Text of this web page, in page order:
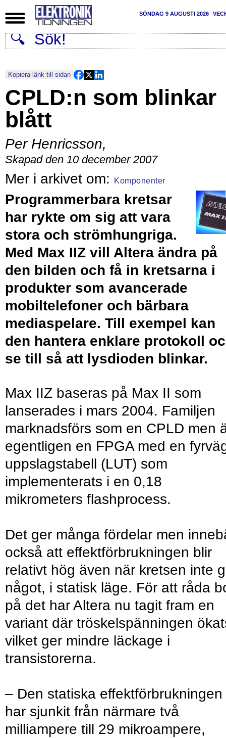
SÖNDAG 9 AUGUSTI 2026
Kopiera länk till sidan
CPLD:n som blinkar
blått
Per Henricsson,
Skapad den 10 december 2007
Komponenter
Programmerbara kretsar
har rykte om sig att vara
stora och strömhungriga.
Med Max IIZ vill Altera ändra på
den bilden och få in kretsarna i
produkter som avancerade
mobiltelefoner och bärbara
mediaspelare. Till exempel kan
den hantera enklare protokoll
se till så att lysdioden blinkar.
Max IIZ baseras på Max II som
lanserades i mars 2004. Familjen
marknadsförs som en CPLD men
egentligen en FPGA med en
uppslagstabell (LUT) som
implementerats i en 0,18
mikrometers flashprocess.
Det ger många fördelar men
också att effektförbrukningen blir
relativt hög även när kretsen inte
något, i statisk läge. För att råda
på det har Altera nu tagit fram en
variant där tröskelspänningen
vilket ger mindre läckage i
transistorerna.
– Den statiska effektförbrukningen
har sjunkit från närmare två
milliampere till 29 mikroampere,